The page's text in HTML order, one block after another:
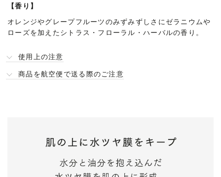
【香り】
オレンジやグレープフルーツのみずみずしさにゼラニウムや
ローズを加えたシトラス・フローラル・ハーバルの香り。
使用上の注意
商品を航空便で送る際のご注意